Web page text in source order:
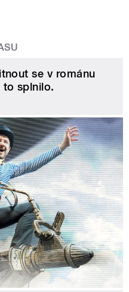
se v románu
to splnilo.